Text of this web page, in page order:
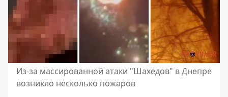
Из-за массированной атаки "Шахедов" в Днепре
возникло несколько пожаров